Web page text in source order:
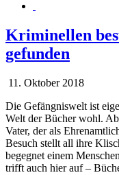
Kriminellen
gefunden
11. Oktober 2018
Die Gefängniswelt ist
Welt der Bücher wohl.
Vater, der als
Besuch stellt all ihre
begegnet einem
trifft auch hier auf –